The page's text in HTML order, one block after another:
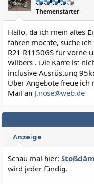
Themenstarter
Hallo, da ich mein altes
fahren möchte, suche ich
R21 R1150GS für vorne
Wilbers . Die Karre ist
inclusive Ausrüstung
Über Angebote freue ich
Mail an J.nose@web.de
Anzeige
Schau mal hier:
wird jeder fündig.